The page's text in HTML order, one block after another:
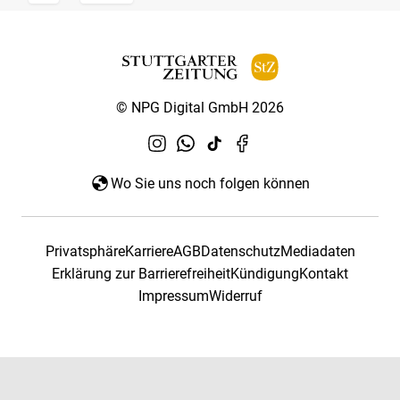
© NPG Digital GmbH 2026
Wo Sie uns noch folgen können
PrivatsphäreKarriereAGBDatenschutzMediadaten
Erklärung zur BarrierefreiheitKündigungKontakt
ImpressumWiderruf